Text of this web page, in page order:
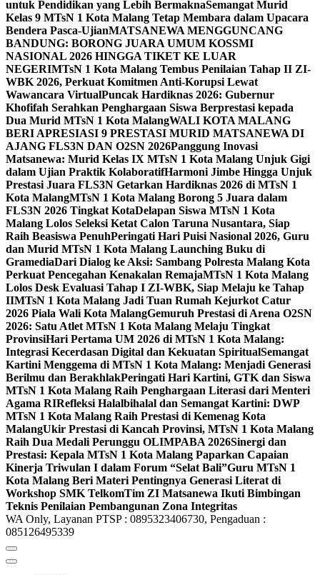
untuk Pendidikan yang Lebih BermaknaSemangat Murid
Kelas 9 MTsN 1 Kota Malang Tetap Membara dalam Upacara
Bendera Pasca-UjianMATSANEWA MENGGUNCANG
BANDUNG: BORONG JUARA UMUM KOSSMI
NASIONAL 2026 HINGGA TIKET KE LUAR
NEGERIMTsN 1 Kota Malang Tembus Penilaian Tahap II ZI-
WBK 2026, Perkuat Komitmen Anti-Korupsi Lewat
Wawancara VirtualPuncak Hardiknas 2026: Gubernur
Khofifah Serahkan Penghargaan Siswa Berprestasi kepada
Dua Murid MTsN 1 Kota MalangWALI KOTA MALANG
BERI APRESIASI 9 PRESTASI MURID MATSANEWA DI
AJANG FLS3N DAN O2SN 2026Panggung Inovasi
Matsanewa: Murid Kelas IX MTsN 1 Kota Malang Unjuk Gigi
dalam Ujian Praktik KolaboratifHarmoni Jimbe Hingga Unjuk
Prestasi Juara FLS3N Getarkan Hardiknas 2026 di MTsN 1
Kota MalangMTsN 1 Kota Malang Borong 5 Juara dalam
FLS3N 2026 Tingkat KotaDelapan Siswa MTsN 1 Kota
Malang Lolos Seleksi Ketat Calon Taruna Nusantara, Siap
Raih Beasiswa PenuhPeringati Hari Puisi Nasional 2026, Guru
dan Murid MTsN 1 Kota Malang Launching Buku di
GramediaDari Dialog ke Aksi: Sambang Polresta Malang Kota
Perkuat Pencegahan Kenakalan RemajaMTsN 1 Kota Malang
Lolos Desk Evaluasi Tahap I ZI-WBK, Siap Melaju ke Tahap
IIMTsN 1 Kota Malang Jadi Tuan Rumah Kejurkot Catur
2026 Piala Wali Kota MalangGemuruh Prestasi di Arena O2SN
2026: Satu Atlet MTsN 1 Kota Malang Melaju Tingkat
ProvinsiHari Pertama UM 2026 di MTsN 1 Kota Malang:
Integrasi Kecerdasan Digital dan Kekuatan SpiritualSemangat
Kartini Menggema di MTsN 1 Kota Malang: Menjadi Generasi
Berilmu dan BerakhlakPeringati Hari Kartini, GTK dan Siswa
MTsN 1 Kota Malang Raih Penghargaan Literasi dari Menteri
Agama RIRefleksi Halalbihalal dan Semangat Kartini: DWP
MTsN 1 Kota Malang Raih Prestasi di Kemenag Kota
MalangUkir Prestasi di Kancah Provinsi, MTsN 1 Kota Malang
Raih Dua Medali Perunggu OLIMPABA 2026Sinergi dan
Prestasi: Kepala MTsN 1 Kota Malang Paparkan Capaian
Kinerja Triwulan I dalam Forum “Selat Bali”Guru MTsN 1
Kota Malang Beri Materi Pentingnya Generasi Literat di
Workshop SMK TelkomTim ZI Matsanewa Ikuti Bimbingan
Teknis Penilaian Pembangunan Zona Integritas
WA Only, Layanan PTSP : 0895323406730, Pengaduan :
085126495339